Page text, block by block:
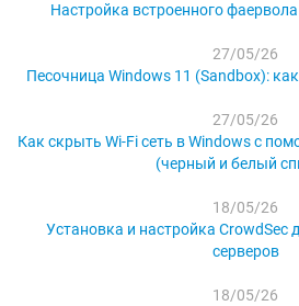
Настройка встроенного фаервола
27/05/26
Песочница Windows 11 (Sandbox):
27/05/26
Как скрыть Wi-Fi сеть в Windows с
(черный и белый
18/05/26
Установка и настройка CrowdSec
серверов
18/05/26